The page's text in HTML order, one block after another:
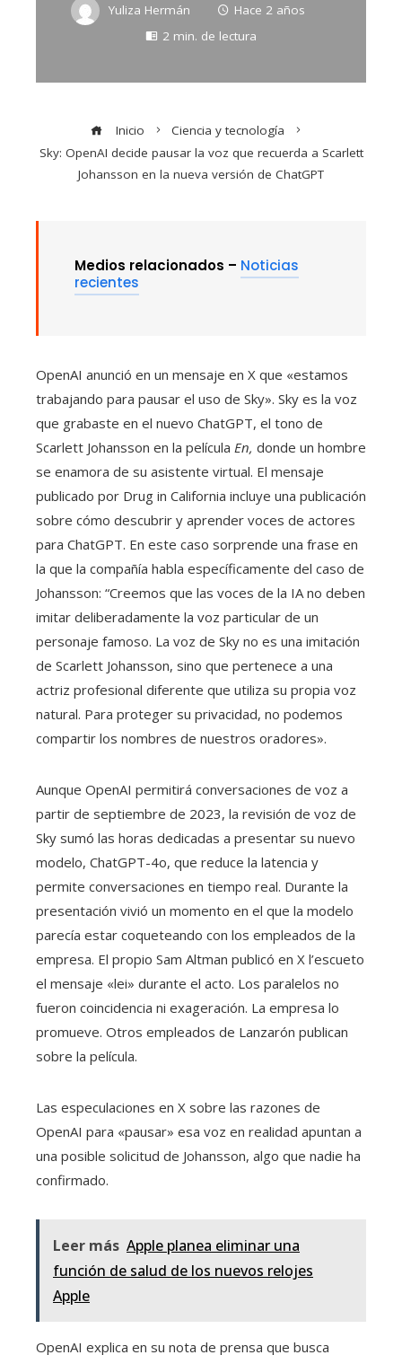
Yuliza Hermán
Hace 2 años
2 min. de lectura
Inicio
Ciencia y tecnología
Sky: OpenAI decide pausar la voz que recuerda a Scarlett
Johansson en la nueva versión de ChatGPT
Medios relacionados – Noticias
recientes
OpenAI anunció en un mensaje en X que «estamos
trabajando para pausar el uso de Sky». Sky es la voz
que grabaste en el nuevo ChatGPT, el tono de
Scarlett Johansson en la película En, donde un hombre
se enamora de su asistente virtual. El mensaje
publicado por Drug in California incluye una publicación
sobre cómo descubrir y aprender voces de actores
para ChatGPT. En este caso sorprende una frase en
la que la compañía habla específicamente del caso de
Johansson: “Creemos que las voces de la IA no deben
imitar deliberadamente la voz particular de un
personaje famoso. La voz de Sky no es una imitación
de Scarlett Johansson, sino que pertenece a una
actriz profesional diferente que utiliza su propia voz
natural. Para proteger su privacidad, no podemos
compartir los nombres de nuestros oradores».
Aunque OpenAI permitirá conversaciones de voz a
partir de septiembre de 2023, la revisión de voz de
Sky sumó las horas dedicadas a presentar su nuevo
modelo, ChatGPT-4o, que reduce la latencia y
permite conversaciones en tiempo real. Durante la
presentación vivió un momento en el que la modelo
parecía estar coqueteando con los empleados de la
empresa. El propio Sam Altman publicó en X l’escueto
el mensaje «lei» durante el acto. Los paralelos no
fueron coincidencia ni exageración. La empresa lo
promueve. Otros empleados de Lanzarón publican
sobre la película.
Las especulaciones en X sobre las razones de
OpenAI para «pausar» esa voz en realidad apuntan a
una posible solicitud de Johansson, algo que nadie ha
confirmado.
Leer más Apple planea eliminar una
función de salud de los nuevos relojes
Apple
OpenAI explica en su nota de prensa que busca